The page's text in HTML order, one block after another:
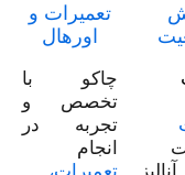
تعمیرات و
اورهال
چاکو با
تخصص و
تجربه در
انجام